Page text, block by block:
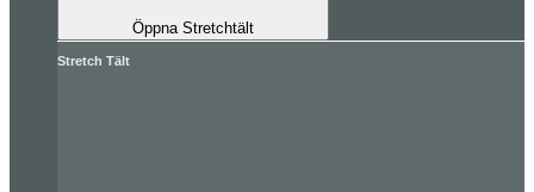
Öppna Stretchtält
Stretch Tält